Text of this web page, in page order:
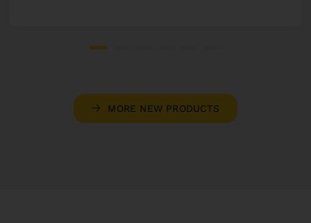
MORE NEW PRODUCTS